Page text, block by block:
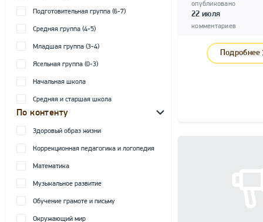
Подготовительная группа (6-7)
Средняя группа (4-5)
Младшая группа (3-4)
Ясельная группа (0-3)
Начальная школа
Средняя и старшая школа
По контенту
Здоровый образ жизни
Коррекционная педагогика и логопедия
Математика
Музыкальное развитие
Обучение грамоте и письму
Окружающий мир
опубликовано
22 июля
комментариев
Подробнее